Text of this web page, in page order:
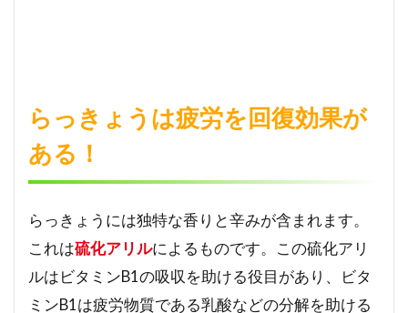
て
れ
らっ
きょ
うは
がん
を予
らっきょうは疲労を回復効果が
ある！
らっきょうには独特な香りと辛みが含まれます。
これは硫化アリルによるものです。この硫化アリ
ルはビタミンB1の吸収を助ける役目があり、ビタ
ミンB1は疲労物質である乳酸などの分解を助ける